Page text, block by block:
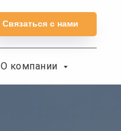
Связаться с нами
О компании